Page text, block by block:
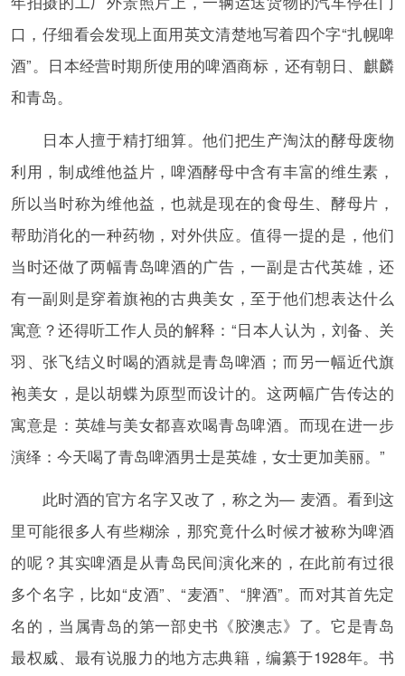
口，仔细看会发现上面用英文清楚地写着四个字“扎幌啤
酒”。日本经营时期所使用的啤酒商标，还有朝日、麒麟
和青岛。
日本人擅于精打细算。他们把生产淘汰的酵母废物
利用，制成维他益片，啤酒酵母中含有丰富的维生素，
所以当时称为维他益，也就是现在的食母生、酵母片，
帮助消化的一种药物，对外供应。值得一提的是，他们
当时还做了两幅青岛啤酒的广告，一副是古代英雄，还
有一副则是穿着旗袍的古典美女，至于他们想表达什么
寓意？还得听工作人员的解释：“日本人认为，刘备、关
羽、张飞结义时喝的酒就是青岛啤酒；而另一幅近代旗
袍美女，是以胡蝶为原型而设计的。这两幅广告传达的
寓意是：英雄与美女都喜欢喝青岛啤酒。而现在进一步
演绎：今天喝了青岛啤酒男士是英雄，女士更加美丽。”
此时酒的官方名字又改了，称之为— 麦酒。看到这
里可能很多人有些糊涂，那究竟什么时候才被称为啤酒
的呢？其实啤酒是从青岛民间演化来的，在此前有过很
多个名字，比如“皮酒”、“麦酒”、“脾酒”。而对其首先定
名的，当属青岛的第一部史书《胶澳志》了。它是青岛
最权威、最有说服力的地方志典籍，编纂于1928年。书